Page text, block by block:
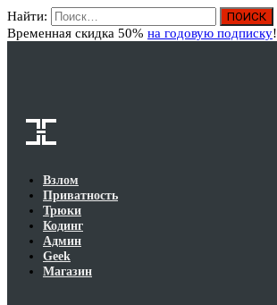
Найти:
Временная скидка 50% на годовую подписку!
Взлом
Приватность
Трюки
Кодинг
Админ
Geek
Магазин